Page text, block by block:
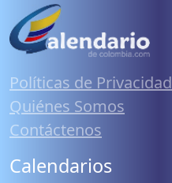
Políticas de Privacidad
Quiénes Somos
Contáctenos
Calendarios